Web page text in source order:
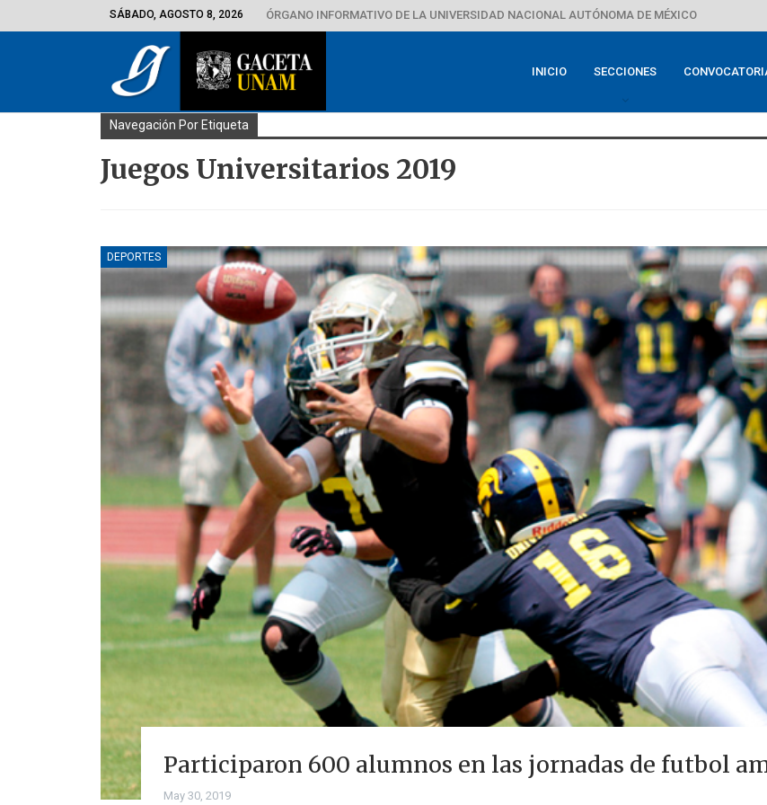
SÁBADO, AGOSTO 8, 2026 ÓRGANO INFORMATIVO DE LA UNIVERSIDAD NACIONAL AUTÓNOMA DE MÉXICO
INICIO SECCIONES
Navegación Por Etiqueta
Juegos Universitarios 2019
DEPORTES
Participaron 600 alumnos en las jornadas de futbol
May 30, 2019